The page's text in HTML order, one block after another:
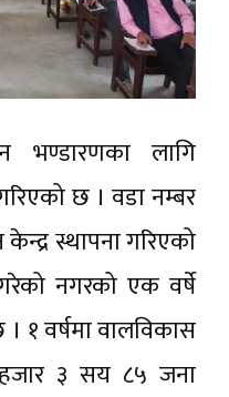
भण्डारणका लागि
छ । वडा नम्बर
स्थापना गरिएको
नगरको एक वर्षे
१ वर्षमा वालविकास
३ सय ८५ जना